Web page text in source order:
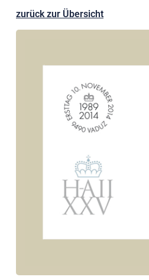
Postcrossing
zurück zur Übersicht